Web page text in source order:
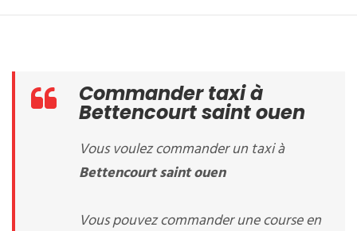
Commander taxi à
Bettencourt saint ouen
Vous voulez commander un taxi à
Bettencourt saint ouen
Vous pouvez commander une course en